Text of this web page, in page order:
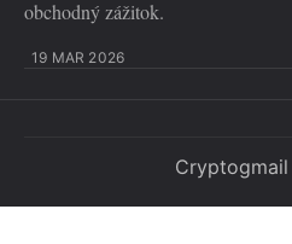
obchodný zážitok.
19 MAR 2026
Cryptogmail